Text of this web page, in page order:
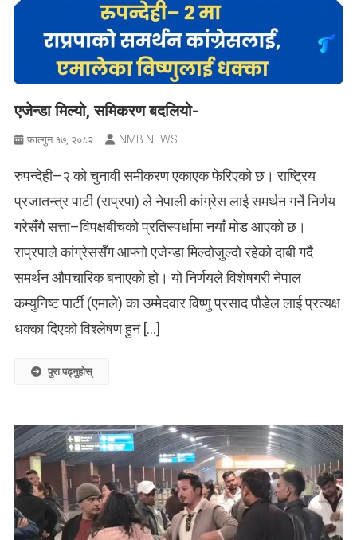
एजेन्डा मिल्यो, समिकरण बदलियो-
फाल्गुन १७, २०८२ NMB NEWS
रुपन्देही–२ को चुनावी समीकरण एकाएक फेरिएको छ। राष्ट्रिय
प्रजातन्त्र पार्टी (राप्रपा) ले नेपाली कांग्रेस लाई समर्थन गर्ने निर्णय
गरेसँगै सत्ता–विपक्षबीचको प्रतिस्पर्धामा नयाँ मोड आएको छ।
राप्रपाले कांग्रेससँग आफ्नो एजेन्डा मिल्दोजुल्दो रहेको दाबी गर्दै
समर्थन औपचारिक बनाएको हो। यो निर्णयले विशेषगरी नेपाल
कम्युनिष्ट पार्टी (एमाले) का उम्मेदवार विष्णु प्रसाद पौडेल लाई प्रत्यक्ष
धक्का दिएको विश्लेषण हुन […]
पुरा पढ्नुहोस्